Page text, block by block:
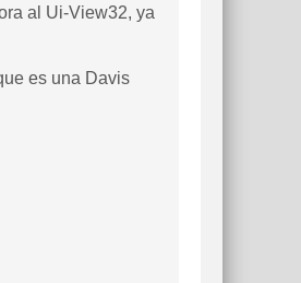
al Ui-View32, ya
es una Davis